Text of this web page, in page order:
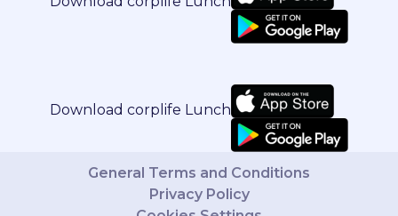
Download corplife Lunch
General Terms and Conditions
Privacy Policy